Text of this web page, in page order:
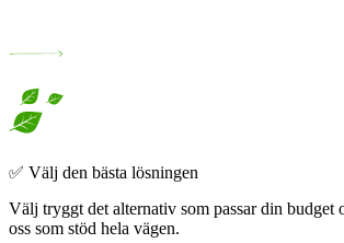
✅ Välj den bästa lösningen​
Välj tryggt det alternativ som passar din budget
oss som stöd hela vägen.